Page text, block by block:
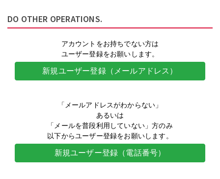
DO OTHER OPERATIONS.
アカウントをお持ちでない方は
ユーザー登録をお願いします。
新規ユーザー登録（メールアドレス）
「メールアドレスがわからない」
あるいは
「メールを普段利用していない」方のみ
以下からユーザー登録をお願いします。
新規ユーザー登録（電話番号）